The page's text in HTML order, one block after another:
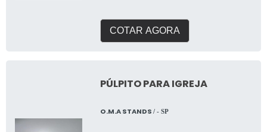
COTAR AGORA
PÚLPITO PARA IGREJA
O.M.A STANDS / - SP